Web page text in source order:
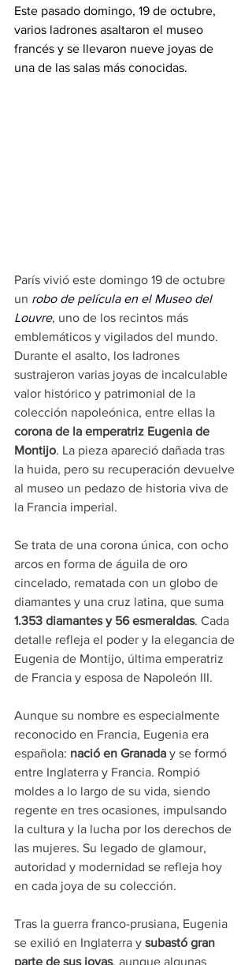
Este pasado domingo, 19 de octubre,
varios ladrones asaltaron el museo
francés y se llevaron nueve joyas de
una de las salas más conocidas.
París vivió este domingo 19 de octubre
un robo de película en el Museo del
Louvre, uno de los recintos más
emblemáticos y vigilados del mundo.
Durante el asalto, los ladrones
sustrajeron varias joyas de incalculable
valor histórico y patrimonial de la
colección napoleónica, entre ellas la
corona de la emperatriz Eugenia de
Montijo. La pieza apareció dañada tras
la huida, pero su recuperación devuelve
al museo un pedazo de historia viva de
la Francia imperial.
Se trata de una corona única, con ocho
arcos en forma de águila de oro
cincelado, rematada con un globo de
diamantes y una cruz latina, que suma
1.353 diamantes y 56 esmeraldas. Cada
detalle refleja el poder y la elegancia de
Eugenia de Montijo, última emperatriz
de Francia y esposa de Napoleón III.
Aunque su nombre es especialmente
reconocido en Francia, Eugenia era
española: nació en Granada y se formó
entre Inglaterra y Francia. Rompió
moldes a lo largo de su vida, siendo
regente en tres ocasiones, impulsando
la cultura y la lucha por los derechos de
las mujeres. Su legado de glamour,
autoridad y modernidad se refleja hoy
en cada joya de su colección.
Tras la guerra franco-prusiana, Eugenia
se exilió en Inglaterra y subastó gran
parte de sus joyas, aunque algunas